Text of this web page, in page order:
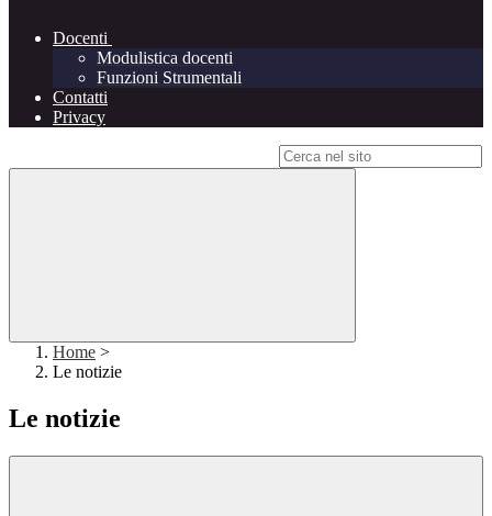
Docenti
Modulistica docenti
Funzioni Strumentali
Contatti
Privacy
Home >
Le notizie
Le notizie